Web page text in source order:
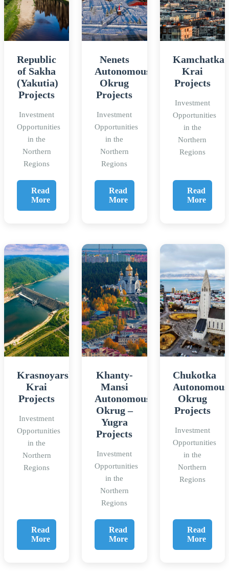
Republic
of Sakha
(Yakutia)
Projects
Investment
Opportunities
in the
Northern
Regions
Read
More
Nenets
Autonomous
Okrug
Projects
Investment
Opportunities
in the
Northern
Regions
Read
More
Kamchatka
Krai
Projects
Investment
Opportunities
in the
Northern
Regions
Read
More
Krasnoyarsk
Krai
Projects
Investment
Opportunities
in the
Northern
Regions
Read
More
Khanty-
Mansi
Autonomous
Okrug –
Yugra
Projects
Investment
Opportunities
in the
Northern
Regions
Read
More
Chukotka
Autonomous
Okrug
Projects
Investment
Opportunities
in the
Northern
Regions
Read
More